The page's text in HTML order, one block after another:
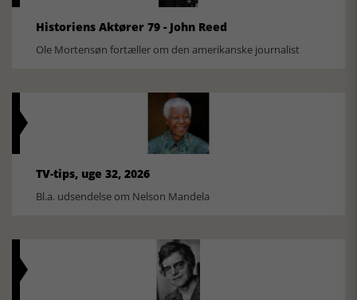
Historiens Aktører 79 - John Reed
Ole Mortensøn fortæller om den amerikanske journalist
TV-tips, uge 32, 2026
Bl.a. udsendelse om Nelson Mandela